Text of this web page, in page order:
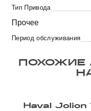
Тип Привода
Прочее
Период обслуживания
ПОХОЖИЕ
Haval Jolion